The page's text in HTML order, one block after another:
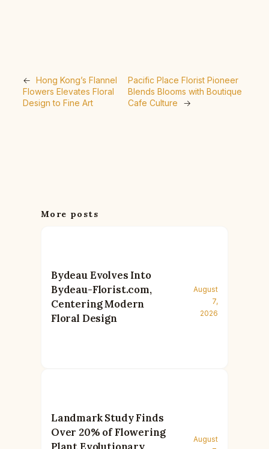
← Hong Kong’s Flannel
Flowers Elevates Floral
Design to Fine Art
Pacific Place Florist Pioneer
Blends Blooms with Boutique
Cafe Culture
→
More posts
Bydeau Evolves Into
Bydeau-Florist.com,
Centering Modern
Floral Design
August
7,
2026
Landmark Study Finds
Over 20% of Flowering
August